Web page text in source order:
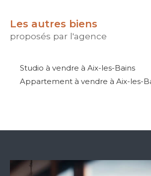
Les autres biens
proposés par l'agence
Studio à vendre à Aix-les-Bains
Appartement à vendre à Aix-les-